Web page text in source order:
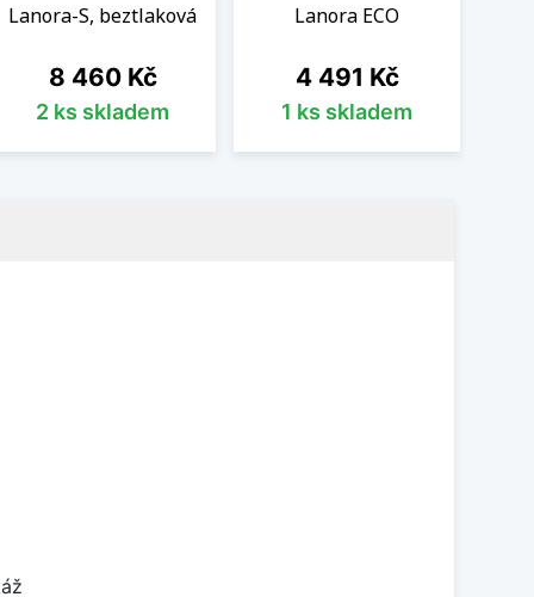
Lanora-S, beztlaková
Cena
8 460 Kč
2 ks skladem
Lanora ECO
Cena
4 491 Kč
1 ks skladem